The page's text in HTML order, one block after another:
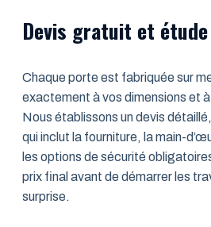
Devis gratuit et
Chaque porte est fabriquée sur
exactement à vos dimensions et
Nous établissons un devis
qui inclut la fourniture, la main-
les options de sécurité
prix final avant de démarrer les
surprise.